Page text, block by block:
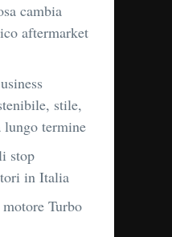
cambia
aftermarket
stile,
lungo termine
stop
in Italia
Turbo